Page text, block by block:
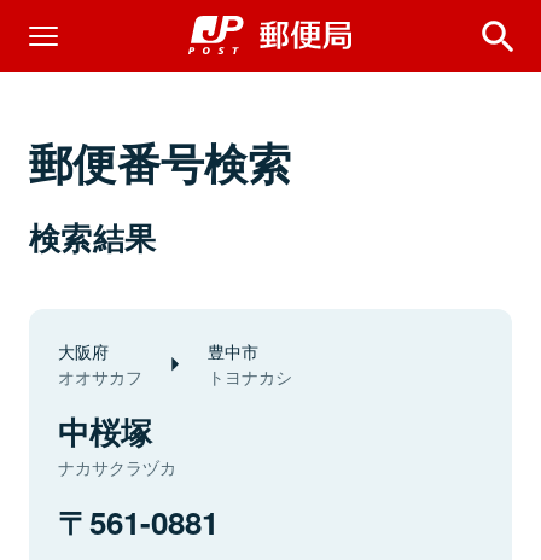
郵便番号検索
検索結果
大阪府
オオサカフ
豊中市
トヨナカシ
中桜塚
ナカサクラヅカ
561-0881